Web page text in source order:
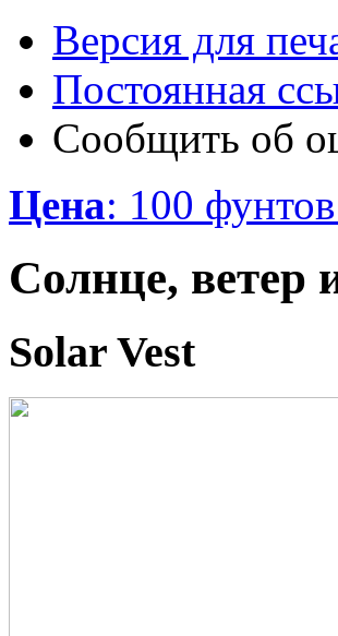
Версия для
Постоянная
Сообщить об
Цена: 100
Солнце, ветер
Solar Vest